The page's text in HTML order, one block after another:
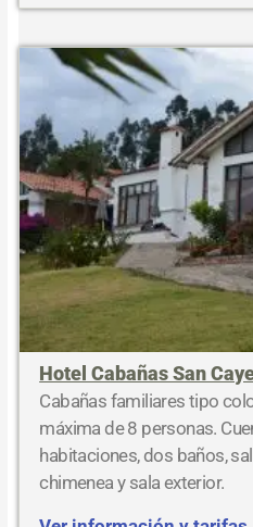
Hotel Cabañas San
Cabañas familiares tipo
máxima de 8 personas.
habitaciones, dos baños,
chimenea y sala exterior.